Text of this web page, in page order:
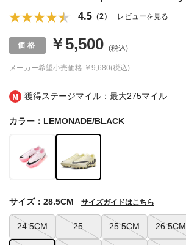
獲得ステージマイル：最大275マイル
4.5 （2） レビューを見る
メーカー希望小売価格 ￥9,680(税込)
￥5,500 (税込)
カラー：LEMONADE/BLACK
24.5CM 25 25.5CM 26.5CM
サイズ：28.5CM サイズガイドはこちら